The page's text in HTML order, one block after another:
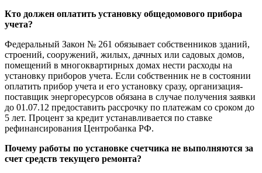
Кто должен оплатить установку общедомового прибора
учета?
Федеральный Закон № 261 обязывает собственников зданий,
строений, сооружений, жилых, дачных или садовых домов,
помещений в многоквартирных домах нести расходы на
установку приборов учета. Если собственник не в состоянии
оплатить прибор учета и его установку сразу, организация-
поставщик энергоресурсов обязана в случае получения заявки
до 01.07.12 предоставить рассрочку по платежам со сроком до
5 лет. Процент за кредит устанавливается по ставке
рефинансирования Центробанка РФ.
Почему работы по установке счетчика не выполняются за
счет средств текущего ремонта?